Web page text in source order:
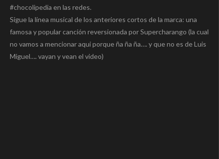
#chocolipedia en las redes.
Sigue la línea musical de los anteriores cortos de la marca: una
famosa y popular canción reversionada por Supercharango (la cual
no vamos a mencionar aqui porque ña ña ña…. y que no es de Luis
Miguel…. vayan y vean el video)